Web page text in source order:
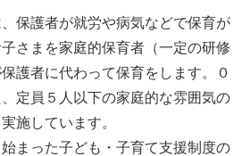
保護者が就労や病気などで保育が
さまを家庭的保育者（一定の研修
護者に代わって保育をします。０
定員５人以下の家庭的な雰囲気の
施しています。
まった子ども・子育て支援制度の